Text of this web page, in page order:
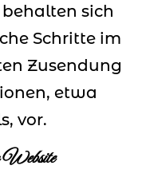
sich
Schritte im
Zusendung
etwa
vor.
Website